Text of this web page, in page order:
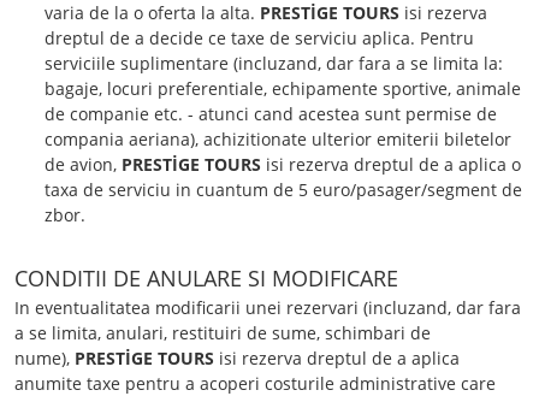
varia de la o oferta la alta. PRESTİGE TOURS isi rezerva
dreptul de a decide ce taxe de serviciu aplica. Pentru
serviciile suplimentare (incluzand, dar fara a se limita la:
bagaje, locuri preferentiale, echipamente sportive, animale
de companie etc. - atunci cand acestea sunt permise de
compania aeriana), achizitionate ulterior emiterii biletelor
de avion, PRESTİGE TOURS isi rezerva dreptul de a aplica o
taxa de serviciu in cuantum de 5 euro/pasager/segment de
zbor.
CONDITII DE ANULARE SI MODIFICARE
In eventualitatea modificarii unei rezervari (incluzand, dar fara
a se limita, anulari, restituiri de sume, schimbari de
nume), PRESTİGE TOURS isi rezerva dreptul de a aplica
anumite taxe pentru a acoperi costurile administrative care